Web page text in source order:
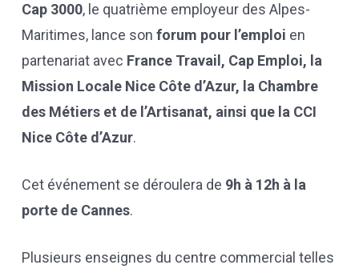
Cap 3000, le quatrième employeur des Alpes-
Maritimes, lance son forum pour l’emploi en
partenariat avec France Travail, Cap Emploi, la
Mission Locale Nice Côte d’Azur, la Chambre
des Métiers et de l’Artisanat, ainsi que la CCI
Nice Côte d’Azur.
Cet événement se déroulera de 9h à 12h à la
porte de Cannes.
Plusieurs enseignes du centre commercial telles